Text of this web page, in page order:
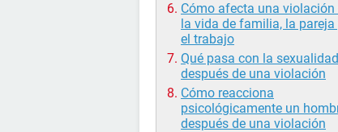
Cómo afecta una violación
la vida de familia, la pareja
el trabajo
Qué pasa con la sexualidad
después de una violación
Cómo reacciona
psicológicamente un
después de una violación